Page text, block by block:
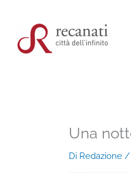
contenuto
Una
Di Redazione /